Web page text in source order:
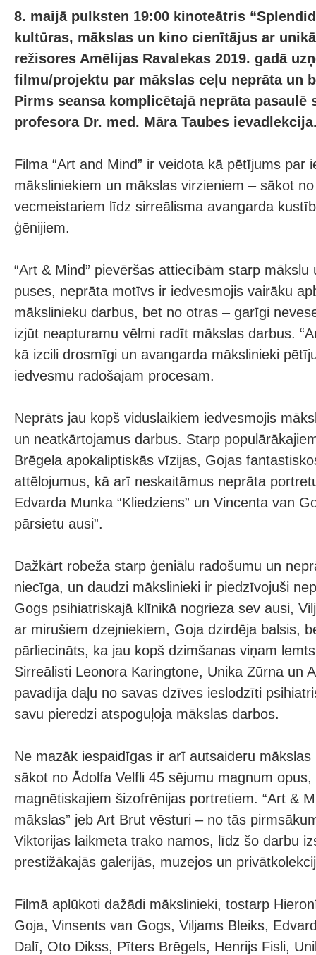
8. maijā pulksten 19:00 kinoteātris
kultūras, mākslas un kino cienītājus ar
režisores Amēlijas Ravalekas 2019. gadā
filmu/projektu par mākslas ceļu neprāta un
Pirms seansa komplicētajā neprāta pasaulē
profesora Dr. med. Māra Taubes
Filma “Art and Mind” ir veidota kā pētījums par
māksliniekiem un mākslas virzieniem – sākot
vecmeistariem līdz sirreālisma avangarda
ģēnijiem.
“Art & Mind” pievēršas attiecībām starp
puses, neprāta motīvs ir iedvesmojis vairāku
mākslinieku darbus, bet no otras – garīgi
izjūt neapturamu vēlmi radīt mākslas darbus.
kā izcili drosmīgi un avangarda mākslinieki
iedvesmu radošajam procesam.
Neprāts jau kopš viduslaikiem iedvesmojis
un neatkārtojamus darbus. Starp
Brēgela apokaliptiskās vīzijas, Gojas
attēlojumus, kā arī neskaitāmus neprāta
Edvarda Munka “Kliedziens” un Vincenta van
pārsietu ausi”.
Dažkārt robeža starp ģeniālu radošumu un
niecīga, un daudzi mākslinieki ir piedzīvojuši
Gogs psihiatriskajā klīnikā nogrieza sev ausi,
ar mirušiem dzejniekiem, Goja dzirdēja balsis,
pārliecināts, ka jau kopš dzimšanas viņam
Sirreālisti Leonora Karingtone, Unika Zūrna un
pavadīja daļu no savas dzīves ieslodzīti
savu pieredzi atspoguļoja mākslas darbos.
Ne mazāk iespaidīgas ir arī autsaideru
sākot no Ādolfa Velfli 45 sējumu magnum
magnētiskajiem šizofrēnijas portretiem. “Art &
mākslas” jeb Art Brut vēsturi – no tās
Viktorijas laikmeta trako namos, līdz šo darbu
prestižākajās galerijās, muzejos un
Filmā aplūkoti dažādi mākslinieki, tostarp
Goja, Vinsents van Gogs, Viljams Bleiks,
Dalī, Oto Dikss, Pīters Brēgels, Henrijs Fisli,